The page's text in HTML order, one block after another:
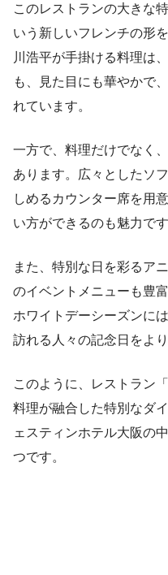
このレストランの大きな
いう新しいフレンチの形
川浩平が手掛ける料理は
も、見た目にも華やかで
れています。
一方で、料理だけでなく
あります。広々としたソ
しめるカウンター席を用
い方ができるのも魅力です
また、特別な日を彩るア
のイベントメニューも豊
ホワイトデーシーズンに
訪れる人々の記念日をよ
このように、レストラン
料理が融合した特別なダ
ェスティンホテル大阪の
つです。